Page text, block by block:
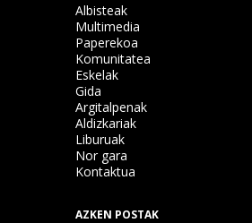
Albisteak
Multimedia
Paperekoa
Komunitatea
Eskelak
Gida
Argitalpenak
Aldizkariak
Liburuak
Nor gara
Kontaktua
AZKEN POSTAK